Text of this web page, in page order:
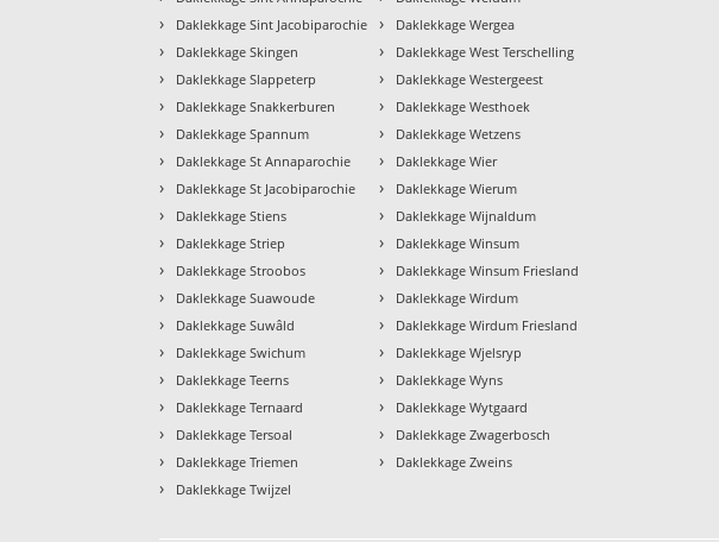
› Daklekkage Sint Jacobiparochie
› Daklekkage Skingen
› Daklekkage Slappeterp
› Daklekkage Snakkerburen
› Daklekkage Spannum
› Daklekkage St Annaparochie
› Daklekkage St Jacobiparochie
› Daklekkage Stiens
› Daklekkage Striep
› Daklekkage Stroobos
› Daklekkage Suawoude
› Daklekkage Suwâld
› Daklekkage Swichum
› Daklekkage Teerns
› Daklekkage Ternaard
› Daklekkage Tersoal
› Daklekkage Triemen
› Daklekkage Twijzel
› Daklekkage Wergea
› Daklekkage West Terschelling
› Daklekkage Westergeest
› Daklekkage Westhoek
› Daklekkage Wetzens
› Daklekkage Wier
› Daklekkage Wierum
› Daklekkage Wijnaldum
› Daklekkage Winsum
› Daklekkage Winsum Friesland
› Daklekkage Wirdum
› Daklekkage Wirdum Friesland
› Daklekkage Wjelsryp
› Daklekkage Wyns
› Daklekkage Wytgaard
› Daklekkage Zwagerbosch
› Daklekkage Zweins